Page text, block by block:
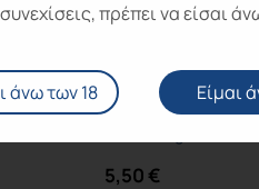
Κωδικός: 695001
ZYN POUCHES ΝΙΚΟΤΙΝΗΣ Cool
5,50€
πρέπει να είσαι
Είμαι
άνω των 18